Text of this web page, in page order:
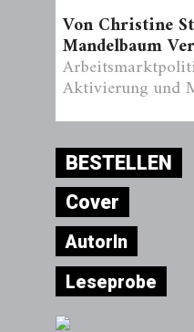
Von Christine
Mandelbaum
Aktivierung und
BESTELLEN
Cover
AutorIn
Leseprobe